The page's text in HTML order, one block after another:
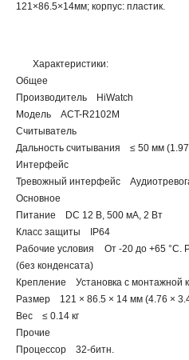
121×86.5×14мм; корпус: пластик.
Характеристики:
Общее
Производитель HiWatch
Модель ACT-R2102M
Считыватель
Дальность считывания ≤ 50 мм
Интерфейс
Тревожный интерфейс
Основное
Питание DC 12 В, 500 мА, 2 Вт
Класс защиты IP64
Рабочие условия От -20 до +65 °C.
(без конденсата)
Крепление Установка с монтажной
Размер 121 × 86.5 × 14 мм (4.76 ×
Вес ≤ 0.14 кг
Прочие
Процессор 32-битн.